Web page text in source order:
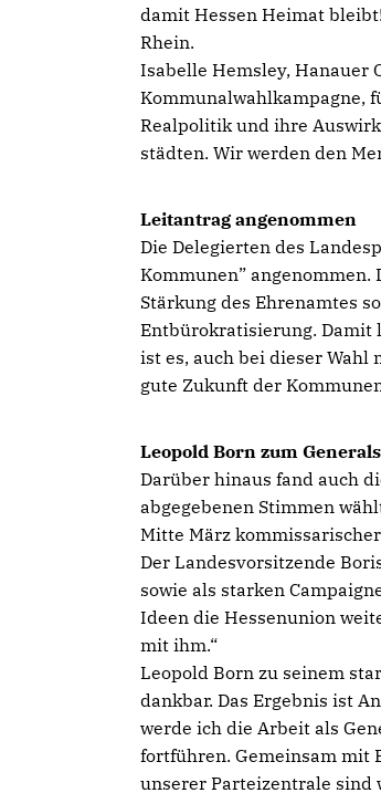
damit Hessen Heimat
Rhein.
Isabelle Hemsley, Hanauer
Kommunalwahlkampagne,
Realpolitik und ihre
städten. Wir werden den
Leitantrag angenommen
Die Delegierten des
Kommunen”
Stärkung des Ehrenamtes
Entbürokratisierung. Damit
ist es, auch bei dieser
gute Zukunft der
Leopold Born zum
Darüber hinaus fand auch
abgegebenen Stimmen
Mitte März
Der Landesvorsitzende
sowie als starken
Ideen die Hessenunion
mit ihm.“
Leopold Born zu seinem
dankbar. Das Ergebnis ist
werde ich die Arbeit als
fortführen. Gemeinsam mit
unserer Parteizentrale sind